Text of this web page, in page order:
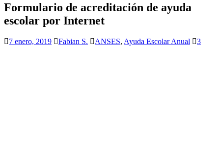
Formulario de acreditación de ayuda
escolar por Internet
7 enero, 2019 Fabian S. ANSES, Ayuda Escolar Anual 3